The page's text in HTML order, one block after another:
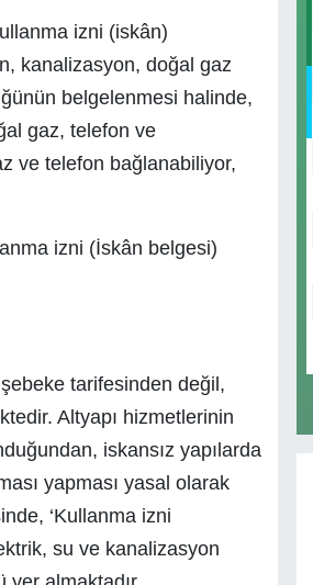
izni (iskân)
kanalizasyon, doğal gaz
belgelenmesi halinde,
gaz, telefon ve
ve telefon bağlanabiliyor,
izni (İskân belgesi)
tarifesinden değil,
Altyapı hizmetlerinin
iskansız yapılarda
yapması yasal olarak
‘Kullanma izni
su ve kanalizasyon